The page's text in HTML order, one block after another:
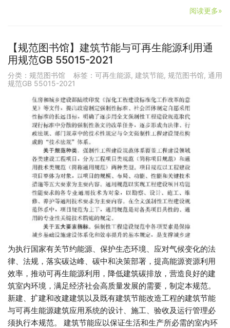
阅读更多»
【规范图书馆】建筑节能与可再生能源利用通
用规范GB 55015-2021
分类： 规范图书馆 标签： 可再生能源, 建筑节能, 规范图书馆, 通用
规范GB 55015-2021
为执行国家有关节约能源、保护生态环境、应对气候变化的法
律、法规，落实碳达峰、碳中和决策部署，提高能源资源利用
效率，推动可再生能源利用，降低建筑碳排放，营造良好的建
筑室内环境，满足经济社会高质量发展的需要，制定本规范。
新建、扩建和改建建筑以及既有建筑节能改造工程的建筑节能
与可再生能源建筑应用系统的设计、施工、验收及运行管理必
须执行本规范。 建筑节能应以保证生活和生产所必需的室内环